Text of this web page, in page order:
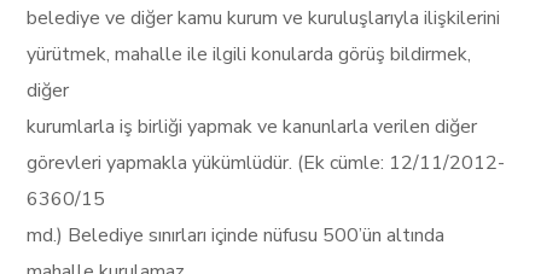
belediye ve diğer kamu kurum ve kuruluşlarıyla ilişkilerini
yürütmek, mahalle ile ilgili konularda görüş bildirmek,
diğer
kurumlarla iş birliği yapmak ve kanunlarla verilen diğer
görevleri yapmakla yükümlüdür. (Ek cümle: 12/11/2012-
6360/15
md.) Belediye sınırları içinde nüfusu 500’ün altında